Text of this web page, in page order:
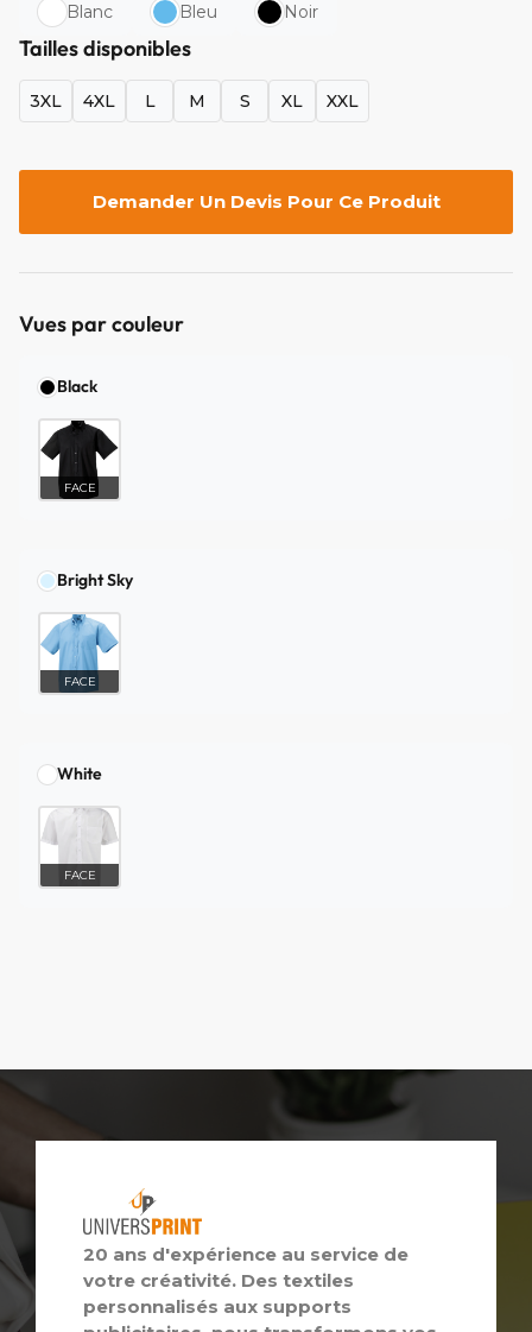
Blanc Bleu Noir
Tailles disponibles
3XL 4XL L M S XL XXL
Demander Un Devis Pour Ce Produit
Vues par couleur
Black
FACE
Bright Sky
FACE
White
FACE
20 ans d'expérience au service de
votre créativité. Des textiles
personnalisés aux supports